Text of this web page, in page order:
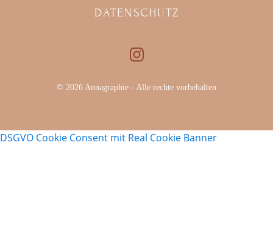
DATENSCHUTZ
© 2026 Annagraphie - Alle rechte vorbehalten
DSGVO Cookie Consent mit Real Cookie Banner